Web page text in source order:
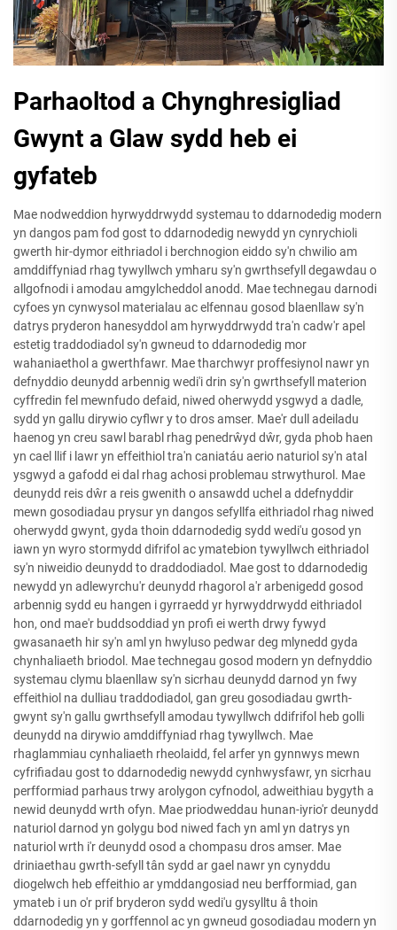
Parhaoltod a Chynghresigliad
Gwynt a Glaw sydd heb ei
gyfateb
Mae nodweddion hyrwyddrwydd systemau to ddarnodedig modern
yn dangos pam fod gost to ddarnodedig newydd yn cynrychioli
gwerth hir-dymor eithriadol i berchnogion eiddo sy'n chwilio am
amddiffyniad rhag tywyllwch ymharu sy'n gwrthsefyll degawdau o
allgofnodi i amodau amgylcheddol anodd. Mae technegau darnodi
cyfoes yn cynwysol materialau ac elfennau gosod blaenllaw sy'n
datrys pryderon hanesyddol am hyrwyddrwydd tra'n cadw'r apel
estetig traddodiadol sy'n gwneud to ddarnodedig mor
wahaniaethol a gwerthfawr. Mae tharchwyr proffesiynol nawr yn
defnyddio deunydd arbennig wedi'i drin sy'n gwrthsefyll materion
cyffredin fel mewnfudo defaid, niwed oherwydd ysgwyd a dadle,
sydd yn gallu dirywio cyflwr y to dros amser. Mae'r dull adeiladu
haenog yn creu sawl barabl rhag penedrŵyd dŵr, gyda phob haen
yn cael llif i lawr yn effeithiol tra'n caniatáu aerio naturiol sy'n atal
ysgwyd a gafodd ei dal rhag achosi problemau strwythurol. Mae
deunydd reis dŵr a reis gwenith o ansawdd uchel a ddefnyddir
mewn gosodiadau prysur yn dangos sefyllfa eithriadol rhag niwed
oherwydd gwynt, gyda thoin ddarnodedig sydd wedi'u gosod yn
iawn yn wyro stormydd difrifol ac ymatebion tywyllwch eithriadol
sy'n niweidio deunydd to draddodiadol. Mae gost to ddarnodedig
newydd yn adlewyrchu'r deunydd rhagorol a'r arbenigedd gosod
arbennig sydd eu hangen i gyrraedd yr hyrwyddrwydd eithriadol
hon, ond mae'r buddsoddiad yn profi ei werth drwy fywyd
gwasanaeth hir sy'n aml yn hwyluso pedwar deg mlynedd gyda
chynhaliaeth briodol. Mae technegau gosod modern yn defnyddio
systemau clymu blaenllaw sy'n sicrhau deunydd darnod yn fwy
effeithiol na dulliau traddodiadol, gan greu gosodiadau gwrth-
gwynt sy'n gallu gwrthsefyll amodau tywyllwch ddifrifol heb golli
deunydd na dirywio amddiffyniad rhag tywyllwch. Mae
rhaglammiau cynhaliaeth rheolaidd, fel arfer yn gynnwys mewn
cyfrifiadau gost to ddarnodedig newydd cynhwysfawr, yn sicrhau
perfformiad parhaus trwy arolygon cyfnodol, adweithiau bygyth a
newid deunydd wrth ofyn. Mae priodweddau hunan-iyrio'r deunydd
naturiol darnod yn golygu bod niwed fach yn aml yn datrys yn
naturiol wrth i'r deunydd osod a chompasu dros amser. Mae
driniaethau gwrth-sefyll tân sydd ar gael nawr yn cynyddu
diogelwch heb effeithio ar ymddangosiad neu berfformiad, gan
ymateb i un o'r prif bryderon sydd wedi'u gysylltu â thoin
ddarnodedig yn y gorffennol ac yn gwneud gosodiadau modern yn